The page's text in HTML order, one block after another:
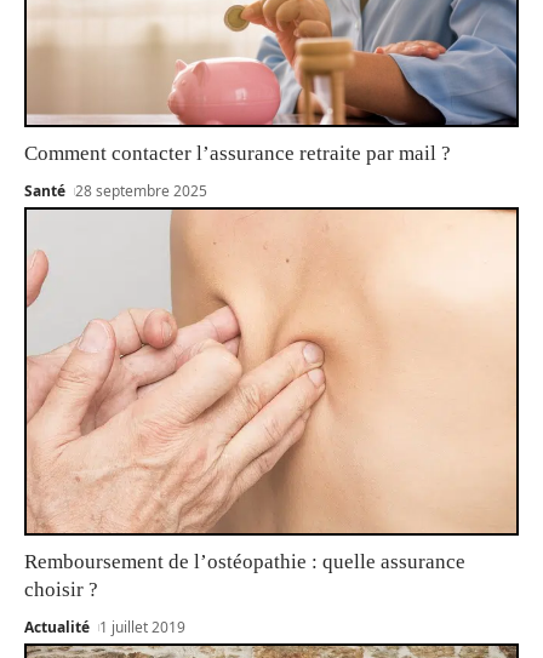
Comment contacter l’assurance retraite par mail ?
Santé 28 septembre 2025
Remboursement de l’ostéopathie : quelle assurance
choisir ?
Actualité 1 juillet 2019